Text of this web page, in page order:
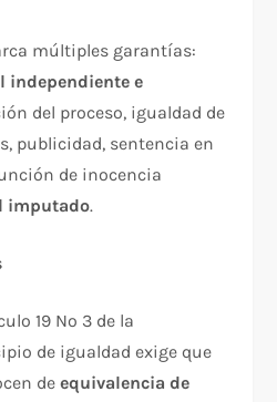
múltiples garantías:
independiente e
del proceso, igualdad de
publicidad, sentencia en
de inocencia
imputado.​
19 Nº 3 de la
de igualdad exige que
deequivalencia de